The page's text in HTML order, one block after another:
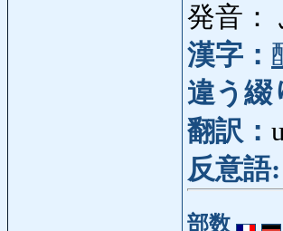
発音：
漢字：
違う綴
翻訳：
反意語:
部数